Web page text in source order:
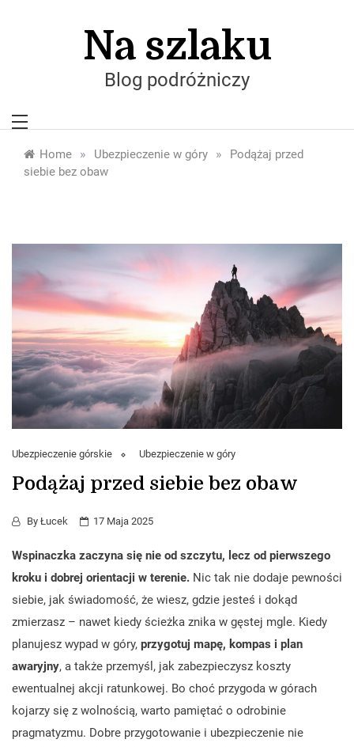
Na szlaku
Blog podróżniczy
Home » Ubezpieczenie w góry »
Podążaj przed
siebie bez obaw
Ubezpieczenie górskie Ubezpieczenie w góry
Podążaj przed siebie bez obaw
By Łucek 17 Maja 2025
Wspinaczka zaczyna się nie od szczytu, lecz od pierwszego
kroku i dobrej orientacji w terenie. Nic tak nie dodaje pewności
siebie, jak świadomość, że wiesz, gdzie jesteś i dokąd
zmierzasz – nawet kiedy ścieżka znika w gęstej mgle. Kiedy
planujesz wypad w góry, przygotuj mapę, kompas i plan
awaryjny, a także przemyśl, jak zabezpieczysz koszty
ewentualnej akcji ratunkowej. Bo choć przygoda w górach
kojarzy się z wolnością, warto pamiętać o odrobinie
pragmatyzmu. Dobre przygotowanie i ubezpieczenie nie